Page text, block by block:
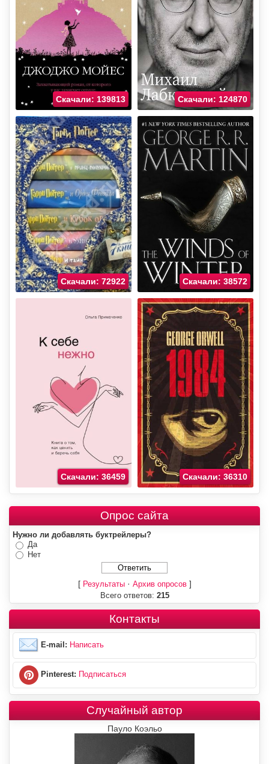
Скачали: 139813 Скачали: 124870
Скачали: 72922 Скачали: 38572
Скачали: 36459 Скачали: 36310
Опрос сайта
Нужно ли добавлять буктрейлеры?
Да
Нет
[ Результаты· Архив опросов]
Всего ответов: 215
Контакты
E-mail: Написать
Pinterest: Подписаться
Случайный автор
Пауло Коэльо